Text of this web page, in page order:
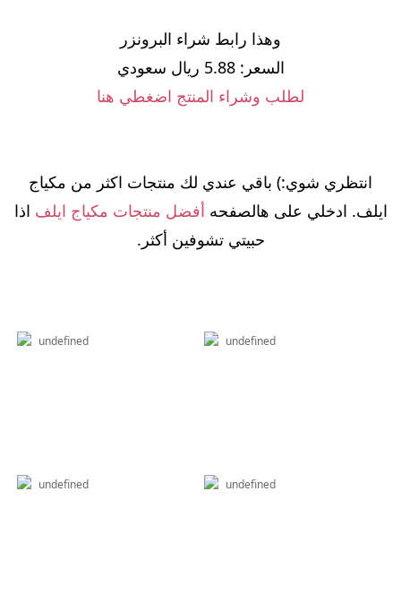
وهذا رابط شراء البرونزر
السعر: 5.88 ريال سعودي
لطلب وشراء المنتج اضغطي هنا
انتظري شوي:) باقي عندي لك منتجات اكثر من مكياج
ايلف. ادخلي على هالصفحه أفضل منتجات مكياج ايلف اذا
حبيتي تشوفين أكثر.
undefined undefined
undefined undefined